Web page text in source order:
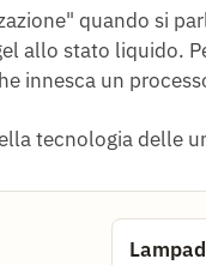
quando si
allo stato liquido.
innesca un
tecnologia delle